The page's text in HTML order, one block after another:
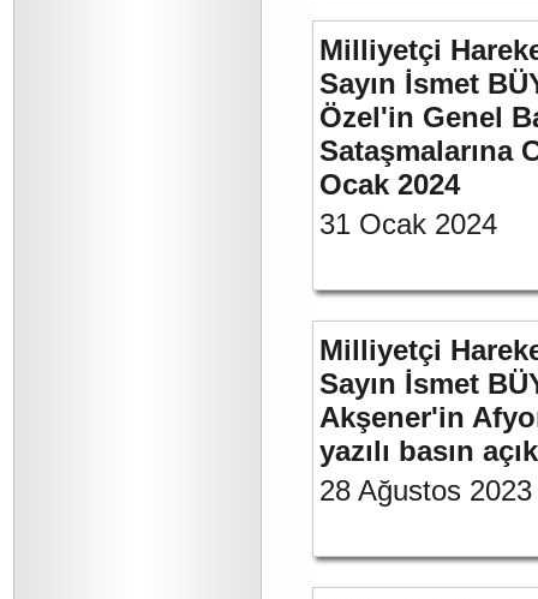
Milliyetçi
Sayın İsmet
Özel'in Genel
Sataşmalarına
Ocak 2024
31 Ocak 2024
Milliyetçi
Sayın İsmet
Akşener'in
yazılı basın
28 Ağustos 2023